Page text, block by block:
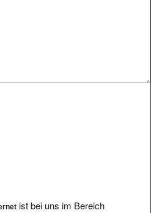
ist bei uns im Bereich